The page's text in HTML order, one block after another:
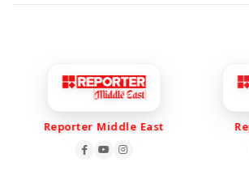
Reporter Middle East